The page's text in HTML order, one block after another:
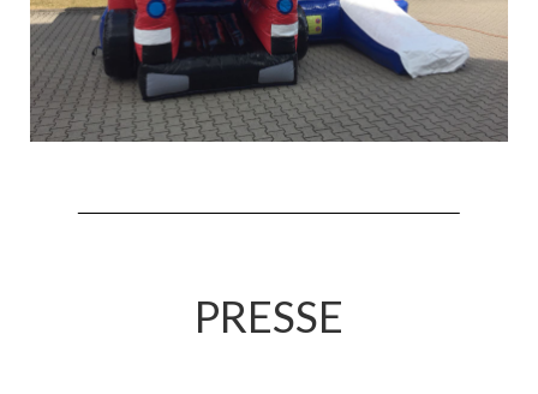
Christkindwiegen 2017
Christkindwiegen 2016
Jahreskonzert 2017
Oktoberfestkonzert 2022
PRESSE